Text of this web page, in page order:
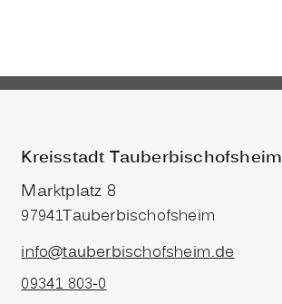
Kreisstadt Tauberbischofsheim
Marktplatz 8
97941Tauberbischofsheim
info@tauberbischofsheim.de
09341 803-0